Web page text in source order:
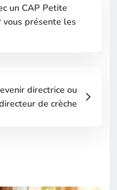
un CAP Petite
vous présente les
directrice ou
de crèche